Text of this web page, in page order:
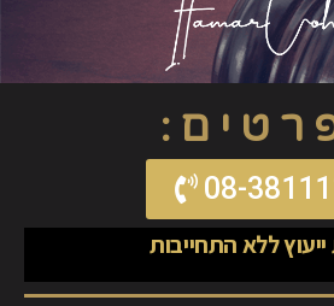
08-
ללא התחייבות